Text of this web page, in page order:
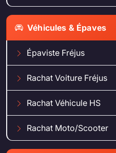
Véhicules & Épaves
Épaviste Fréjus
Rachat Voiture Fréjus
Rachat Véhicule HS
Rachat Moto/Scooter